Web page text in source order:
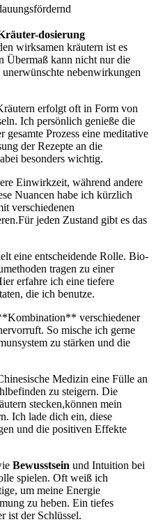
dosierung
wirksamen kräutern ​ist ⁣es
⁣Übermaß kann nicht nur die
nebenwirkungen
erfolgt oft in Form von
Ich persönlich genieße die
gesamte⁣ Prozess eine meditative‍
der Rezepte‍ an die
besonders wichtig.
Einwirkzeit, während andere
Nuancen habe ich kürzlich
verschiedenen
jeden‍ Zustand gibt es das
eine entscheidende Rolle. Bio-
tragen zu ⁣einer
⁤erfahre ich ‍eine tiefere
die ich benutze.
⁢verschiedener
So mische ich gerne
zu stärken und die
Medizin eine Fülle an
zu steigern. Die
stecken,können mein
Ich⁢ lade dich ein, diese
‍und die positiven Effekte
Bewusstsein ⁢und Intuition bei
spielen. Oft weiß​ ich
um meine​ Energie
zu heben. Ein tiefes
ist der Schlüssel.